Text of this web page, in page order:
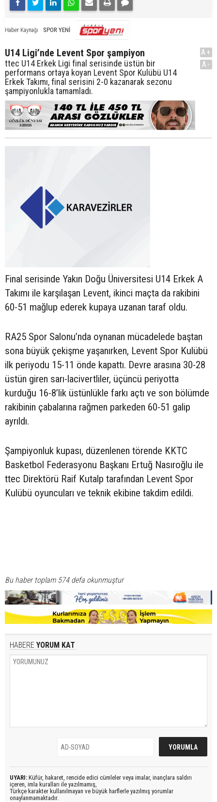
Haber Kaynağı SPOR YENİ
U14 Ligi’nde Levent Spor şampiyon
ttec U14 Erkek Ligi final serisinde üstün bir
performans ortaya koyan Levent Spor Kulübü U14
Erkek Takımı, final serisini 2-0 kazanarak sezonu
şampiyonlukla tamamladı.
A+
A-
Final serisinde Yakın Doğu Üniversitesi U14 Erkek A
Takımı ile karşılaşan Levent, ikinci maçta da rakibini
60-51 mağlup ederek kupaya uzanan taraf oldu.
RA25 Spor Salonu’nda oynanan mücadelede baştan
sona büyük çekişme yaşanırken, Levent Spor Kulübü
ilk periyodu 15-11 önde kapattı. Devre arasına 30-28
üstün giren sarı-lacivertliler, üçüncü periyotta
kurduğu 16-8’lik üstünlükle farkı açtı ve son bölümde
rakibinin çabalarına rağmen parkeden 60-51 galip
ayrıldı.
Şampiyonluk kupası, düzenlenen törende KKTC
Basketbol Federasyonu Başkanı Ertuğ Nasıroğlu ile
ttec Direktörü Raif Kutalp tarafından Levent Spor
Kulübü oyuncuları ve teknik ekibine takdim edildi.
Bu haber toplam 574 defa okunmuştur
HABERE YORUM KAT
UYARI: Küfür, hakaret, rencide edici cümleler veya imalar, inançlara saldırı
içeren, imla kuralları ile yazılmamış,
Türkçe karakter kullanılmayan ve büyük harflerle yazılmış yorumlar
onaylanmamaktadır.